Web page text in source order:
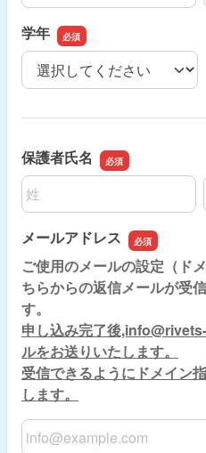
学年
学年
保護者氏名
名前の姓
メールアドレス
ご使用のメールの設定（ド
ちらからの返信メールが受
す。
申し込み完了後
ルをお送りいたします。
受信できるようにドメイン
します。
メールアドレス